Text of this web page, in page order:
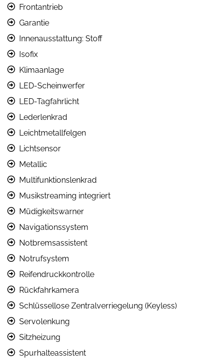
Frontantrieb
Garantie
Innenausstattung: Stoff
Isofix
Klimaanlage
LED-Scheinwerfer
LED-Tagfahrlicht
Lederlenkrad
Leichtmetallfelgen
Lichtsensor
Metallic
Multifunktionslenkrad
Musikstreaming integriert
Müdigkeitswarner
Navigationssystem
Notbremsassistent
Notrufsystem
Reifendruckkontrolle
Rückfahrkamera
Schlüssellose Zentralverriegelung (Keyless)
Servolenkung
Sitzheizung
Spurhalteassistent